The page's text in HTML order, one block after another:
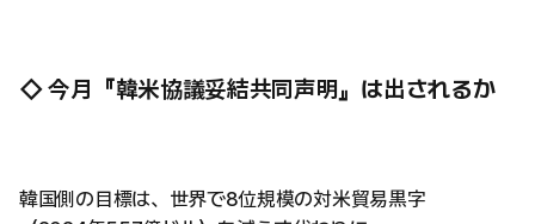
◇ 今月『韓米協議妥結共同声明』は出されるか
韓国側の目標は、世界で8位規模の対米貿易黒字